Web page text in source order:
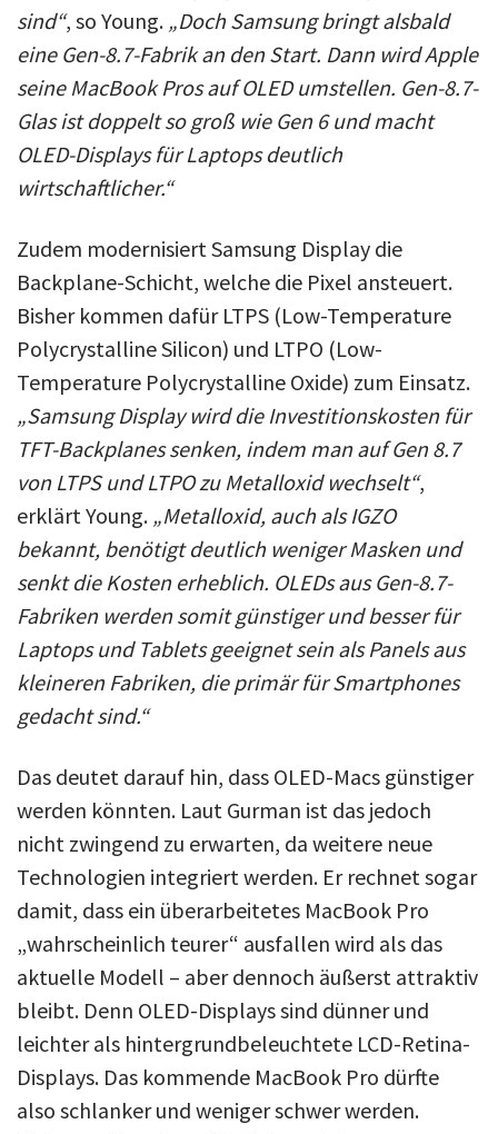
sind“, so Young. „Doch Samsung bringt alsbald
eine Gen-8.7-Fabrik an den Start. Dann wird Apple
seine MacBook Pros auf OLED umstellen. Gen-8.7-
Glas ist doppelt so groß wie Gen 6 und macht
OLED-Displays für Laptops deutlich
wirtschaftlicher.“
Zudem modernisiert Samsung Display die
Backplane-Schicht, welche die Pixel ansteuert.
Bisher kommen dafür LTPS (Low-Temperature
Polycrystalline Silicon) und LTPO (Low-
Temperature Polycrystalline Oxide) zum Einsatz.
„Samsung Display wird die Investitionskosten für
TFT-Backplanes senken, indem man auf Gen 8.7
von LTPS und LTPO zu Metalloxid wechselt“,
erklärt Young. „Metalloxid, auch als IGZO
bekannt, benötigt deutlich weniger Masken und
senkt die Kosten erheblich. OLEDs aus Gen-8.7-
Fabriken werden somit günstiger und besser für
Laptops und Tablets geeignet sein als Panels aus
kleineren Fabriken, die primär für Smartphones
gedacht sind.“
Das deutet darauf hin, dass OLED-Macs günstiger
werden könnten. Laut Gurman ist das jedoch
nicht zwingend zu erwarten, da weitere neue
Technologien integriert werden. Er rechnet sogar
damit, dass ein überarbeitetes MacBook Pro
„wahrscheinlich teurer“ ausfallen wird als das
aktuelle Modell – aber dennoch äußerst attraktiv
bleibt. Denn OLED-Displays sind dünner und
leichter als hintergrundbeleuchtete LCD-Retina-
Displays. Das kommende MacBook Pro dürfte
also schlanker und weniger schwer werden.